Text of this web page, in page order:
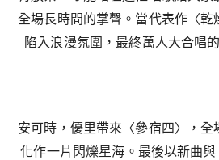
全場長時間的掌聲。當代表作〈乾
陷入浪漫氛圍，最終萬人大合唱
安可時，優里帶來〈參宿四〉，全
化作一片閃爍星海。最後以新曲